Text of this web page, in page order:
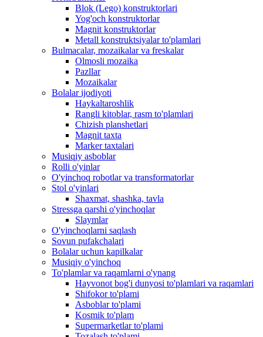
Blok (Lego) konstruktorlari
Yog'och konstruktorlar
Magnit konstruktorlar
Metall konstruktsiyalar to'plamlari
Bulmacalar, mozaikalar va freskalar
Olmosli mozaika
Pazllar
Mozaikalar
Bolalar ijodiyoti
Haykaltaroshlik
Rangli kitoblar, rasm to'plamlari
Chizish planshetlari
Magnit taxta
Marker taxtalari
Musiqiy asboblar
Rolli o'yinlar
O'yinchoq robotlar va transformatorlar
Stol o'yinlari
Shaxmat, shashka, tavla
Stressga qarshi o'yinchoqlar
Slaymlar
O'yinchoqlarni saqlash
Sovun pufakchalari
Bolalar uchun kapilkalar
Musiqiy o'yinchoq
To'plamlar va raqamlarni o'ynang
Hayvonot bog'i dunyosi to'plamlari va raqamlari
Shifokor to'plami
Asboblar to'plami
Kosmik to'plam
Supermarketlar to'plami